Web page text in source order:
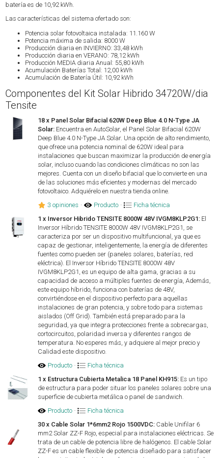
batería es de 10,92 kWh.
Las características del sistema ofertado son:
Potencia solar fotovoltaica instalada: 11.160 W
Potencia máxima de salida: 8000 W
Producción diaria en INVIERNO: 33,48 kWh
Producción diaria en VERANO: 78,12 kWh
Producción MEDIA diaria Anual: 55,80 kWh
Acumulación Baterías Total: 12,00 kWh
Acumulación de Batería Útil: 10,92 kWh
Componentes del Kit Solar Hibrido 34720W/dia
Tensite
18 x Panel Solar Bifacial 620W Deep Blue 4.0 N-Type JA
Solar: Encuentra en AutoSolar, el Panel Solar Bifacial 620W
Deep Blue 4.0 N-Type JA Solar. Una opción de alto rendimiento,
que ofrece una potencia nominal de 620W ideal para
instalaciones que buscan maximizar la producción de energía
solar, incluso cuando las condiciones climáticas no son las
mejores. Cuenta con un diseño bifacial que lo convierte en una
de las soluciones más eficientes y modernas del mercado
fotovoltaico. Adquiérelo en nuestra tienda online.
3 opiniones · Producto ·
Ficha técnica
1 x Inversor Hibrido TENSITE 8000W 48V IVGM8KLP2G1: El
Inversor Híbrido TENSITE 8000W 48V IVGM8KLP2G1, se
caracteriza por ser un dispositivo multifuncional, ya que es
capaz de gestionar, inteligentemente, la energía de diferentes
fuentes como pueden ser (paneles solares, baterías, red
eléctrica). El Inversor Híbrido TENSITE 8000W 48V
IVGM8KLP2G1, es un equipo de alta gama, gracias a su
capacidad de acceso a múltiples fuentes de energía, Además,
este equipo híbrido, funciona con baterías de 48V,
convirtiéndose en el dispositivo perfecto para aquellas
instalaciones de gran potencia, y sobre todo para sistemas
aislados (Off Grid). También está preparado para la
seguridad, ya que integra protecciones frente a sobrecargas,
cortocircuitos, polaridad inversa y diferentes rangos de
temperatura. No esperes más, y adquiere al mejor precio y
Calidad este dispositivo.
Producto ·
Ficha técnica
1 x Estructura Cubierta Metalica 18 Panel KH915: Es un tipo
de estructura para poder situar los paneles solares sobre una
superficie de cubierta metálica o panel de sandwich.
Producto ·
Ficha técnica
30 x Cable Solar 1*6mm2 Rojo 1500VDC: Cable Unifilar 6
mm2 Solar ZZ-F Rojo, especial para instalaciones eléctricas. Se
trata de un cable de potencia libre de halógenos. El cable Solar
ZZ-F es un cable flexible de potencia diseñado para satisfacer